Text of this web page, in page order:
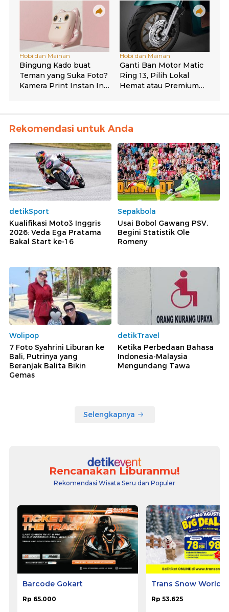
Rekomendasi untuk Anda
detikSport
Kualifikasi Moto3 Inggris
2026: Veda Ega Pratama
Bakal Start ke-16
Sepakbola
Usai Bobol Gawang PSV,
Begini Statistik Ole
Romeny
Wolipop
7 Foto Syahrini Liburan ke
Bali, Putrinya yang
Beranjak Balita Bikin
Gemas
detikTravel
Ketika Perbedaan Bahasa
Indonesia-Malaysia
Mengundang Tawa
Selengkapnya
Rencanakan Liburanmu!
Rekomendasi Wisata Seru dan Populer
Barcode Gokart
Rp 65.000
Trans Snow World
Rp 53.625